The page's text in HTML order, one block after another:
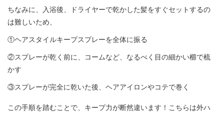
ちなみに、入浴後、ドライヤーで乾かした髪をすぐセットするの
は難しいため、
①ヘアスタイルキープスプレーを全体に振る
②スプレーが乾く前に、コームなど、なるべく目の細かい櫛で梳
かす
③スプレーが完全に乾いた後、ヘアアイロンやコテで巻く
この手順を踏むことで、キープ力が断然違います！こちらは外ハ